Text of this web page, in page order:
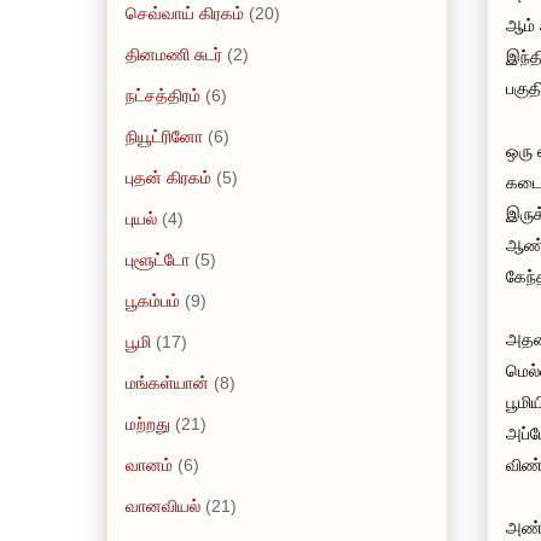
ஆம்
ஒரு
அதன்
செவ்வாய் கிரகம் (20)
தினமணி சுடர் (2)
நட்சத்திரம் (6)
நியூட்ரினோ (6)
புதன் கிரகம் (5)
புயல் (4)
புளூட்டோ (5)
பூகம்பம் (9)
பூமி (17)
மங்கள்யான் (8)
மற்றது (21)
வானம் (6)
வானவியல் (21)